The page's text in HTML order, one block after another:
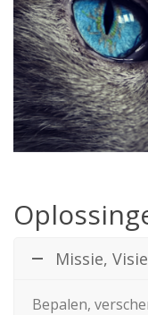
Missie,
Bepalen,